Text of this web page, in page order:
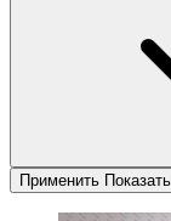
Применить Показать